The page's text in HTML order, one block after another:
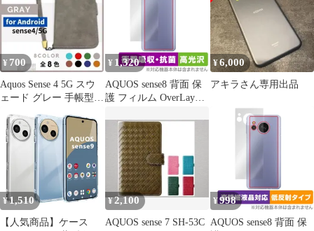
ブルーライトカット
¥ 700
Aquos Sense 4 5G スウ
ェード グレー 手帳型
¥ 1,320
AQUOS sense8 背面 保
護 フィルム OverLay
クオス センス8 衝撃吸
収 高光沢 抗菌
¥6,000
アキラさん専用出品
¥1,510
【人気商品】ケース
¥2,100
AQUOS sense 7 SH-53C
¥998
AQUOS sense8 背面 保